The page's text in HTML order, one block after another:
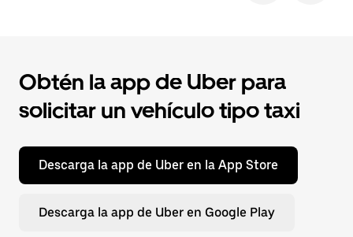
Obtén la app de Uber para
solicitar un vehículo tipo taxi
Descarga la app de Uber en la App Store
Descarga la app de Uber en Google Play